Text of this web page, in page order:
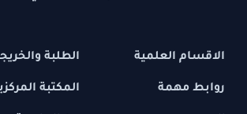
الاقسام العلمية
روابط مهمة
الطلبة
المكتبة